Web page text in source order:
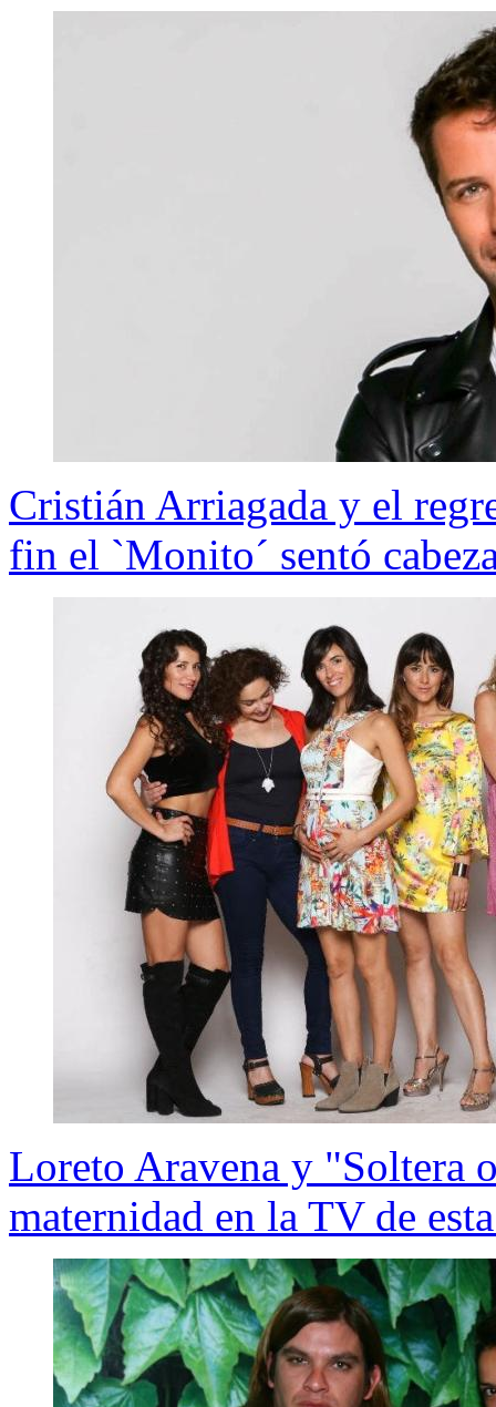
Cristián Arriagada y el
fin el `Monito´ sentó
Loreto Aravena y "Soltera
maternidad en la TV de